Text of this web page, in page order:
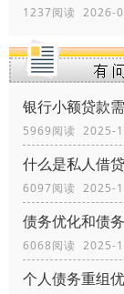
1237阅读 2026-
银行小额贷款
5969阅读 2025-
什么是私人借
6097阅读 2025-
债务优化和债
6068阅读 2025-
个人债务重组